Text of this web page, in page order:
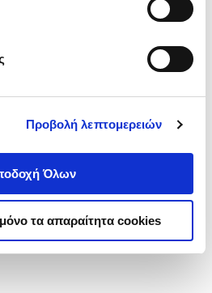
Προβολή λεπτομερειών
Όλων
τα απαραίτητα cookies